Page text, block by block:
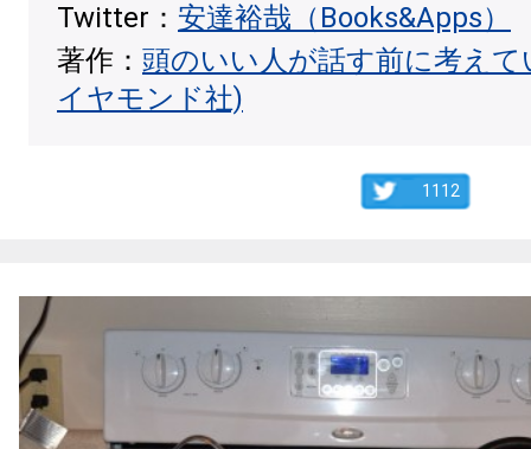
Twitter： 安達裕哉（Books&Apps）
著作： 頭のいい人が話す前に考え
イヤモンド社)
1112